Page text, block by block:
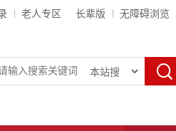
老人专区 长辈版 无障碍浏览